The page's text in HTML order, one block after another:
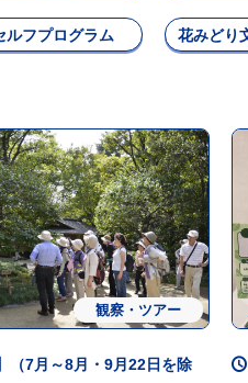
ルフプログラム 花みどり
観察・ツアー
（7月～8月・9月22日を除